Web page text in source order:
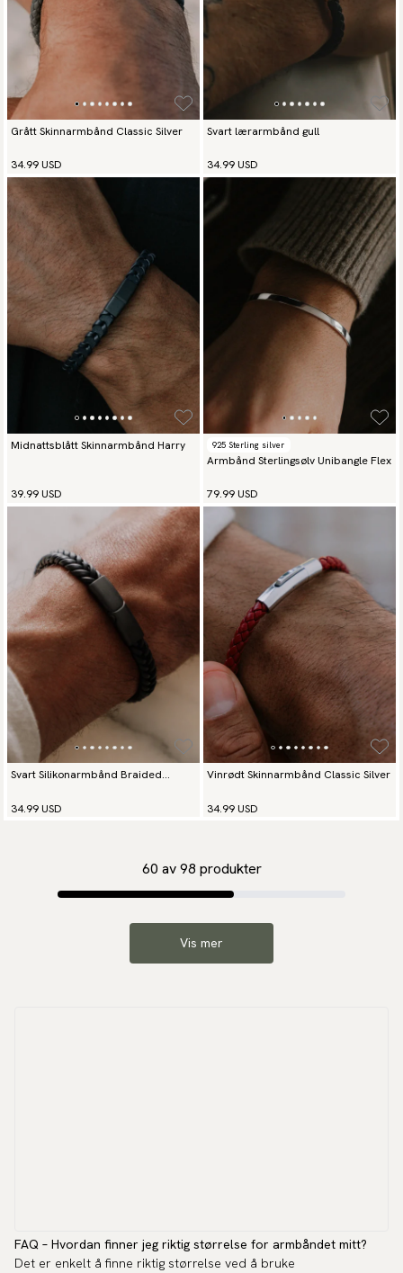
Grått Skinnarmbånd Classic Silver
34.99 USD
Svart lærarmbånd gull
34.99 USD
Midnattsblått Skinnarmbånd Harry
39.99 USD
925 Sterling silver
Armbånd Sterlingsølv Unibangle Flex
79.99 USD
Svart Silikonarmbånd Braided
34.99 USD
Vinrødt Skinnarmbånd Classic Silver
34.99 USD
60 av 98 produkter
Vis mer
FAQ – Hvordan finner jeg riktig størrelse for armbåndet mitt?
Det er enkelt å finne riktig størrelse ved å bruke